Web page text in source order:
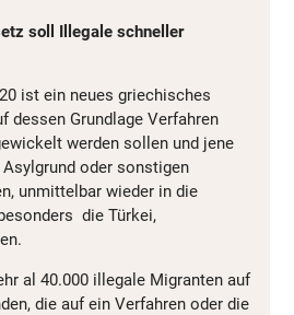
soll Illegale schneller
ist ein neues griechisches
dessen Grundlage Verfahren
werden sollen und jene
Asylgrund oder sonstigen
unmittelbar wieder in die
die Türkei,
al 40.000 illegale Migranten auf
die auf ein Verfahren oder die